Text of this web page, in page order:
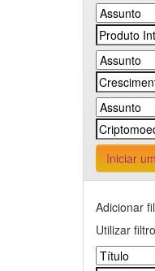
Iniciar
Adicionar
Utilizar